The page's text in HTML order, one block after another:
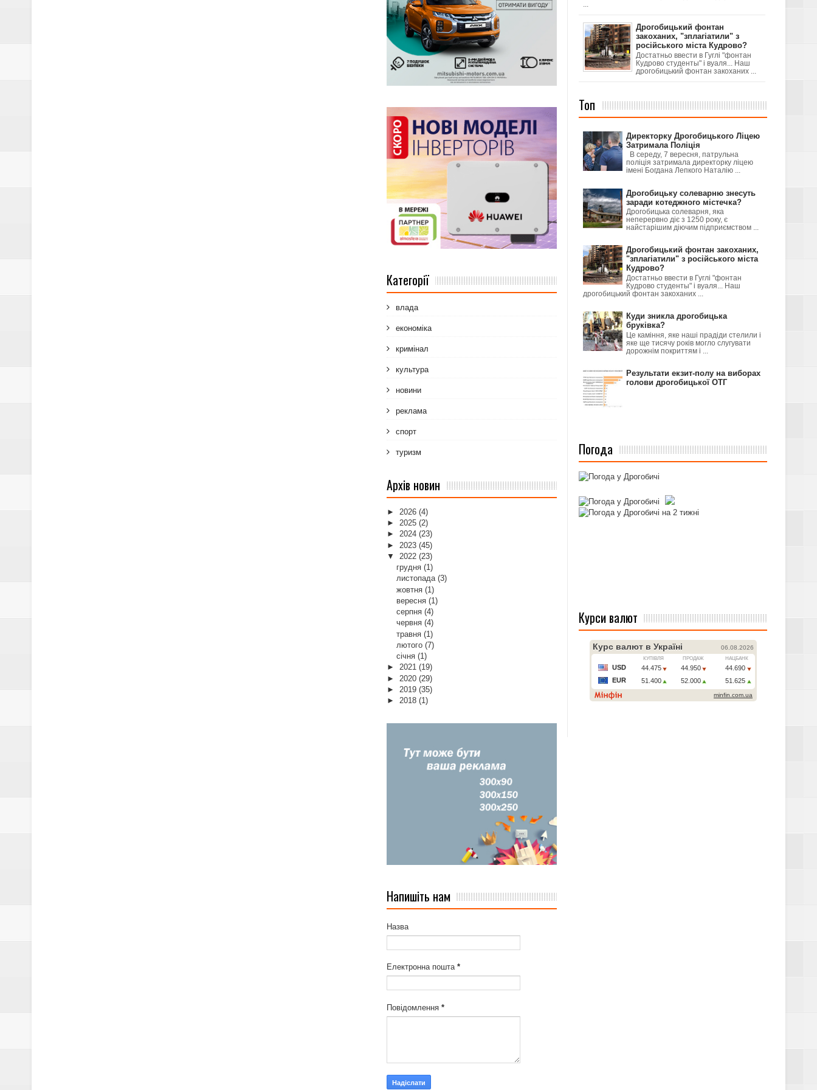
Категорії
влада
економіка
кримінал
культура
новини
реклама
спорт
туризм
Архів новин
► 2026 (4)
► 2025 (2)
► 2024 (23)
► 2023 (45)
▼ 2022 (23)
грудня (1)
листопада (3)
жовтня (1)
вересня (1)
серпня (4)
червня (4)
травня (1)
лютого (7)
січня (1)
► 2021 (19)
► 2020 (29)
► 2019 (35)
► 2018 (1)
Напишіть нам
Назва
Електронна пошта *
Повідомлення *
Дрогобицький фонтан
закоханих, "зплагіатили" з
російського міста Кудрово?
Достатньо ввести в Гуглі "фонтан
Кудрово студенты" і вуаля... Наш
дрогобицький фонтан закоханих ...
Топ
Директорку Дрогобицького Ліцею
Затримала Поліція
В середу, 7 вересня, патрульна
поліція затримала директорку ліцею
імені Богдана Лепкого Наталію ...
Дрогобицьку солеварню знесуть
заради котеджного містечка?
Дрогобицька солеварня, яка
неперервно діє з 1250 року, є
найстарішим діючим підприємством ...
Дрогобицький фонтан закоханих,
"зплагіатили" з російського міста
Кудрово?
Достатньо ввести в Гуглі "фонтан
Кудрово студенты" і вуаля... Наш
дрогобицький фонтан закоханих ...
Куди зникла дрогобицька
бруківка?
Це каміння, яке наші прадіди стелили і
яке ще тисячу років могло слугувати
дорожнім покриттям і ...
Результати екзит-полу на виборах
голови дрогобицької ОТГ
Погода
Курси валют